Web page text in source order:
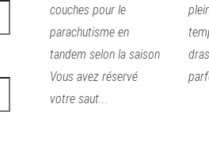
couches pour le
parachutisme en
tandem selon la saison
Vous avez réservé
votre saut...